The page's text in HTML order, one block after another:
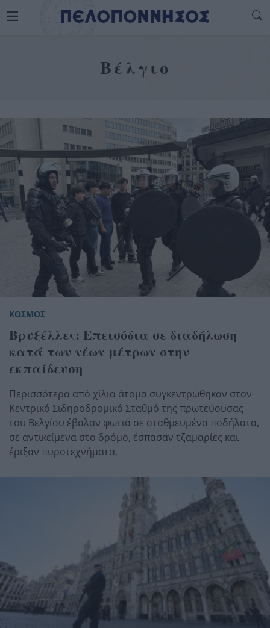
Βέλγιο
ΚΟΣΜΟΣ
Βρυξέλλες: Επεισόδια σε διαδήλωση
κατά των νέων μέτρων στην
εκπαίδευση
Περισσότερα από χίλια άτομα συγκεντρώθηκαν στον
Κεντρικό Σιδηροδρομικό Σταθμό της πρωτεύουσας
του Βελγίου έβαλαν φωτιά σε σταθμευμένα ποδήλατα,
σε αντικείμενα στο δρόμο, έσπασαν τζαμαρίες και
έριξαν πυροτεχνήματα.